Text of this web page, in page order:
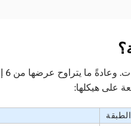
على هيكلها: